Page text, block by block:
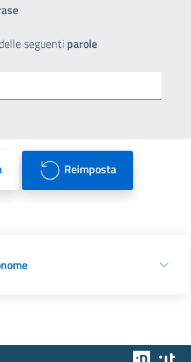
seguenti parole
Reimposta
Team